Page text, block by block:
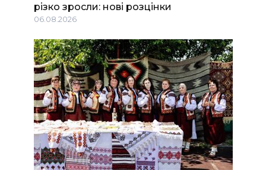
різко зросли: нові розцінки
06.08.2026